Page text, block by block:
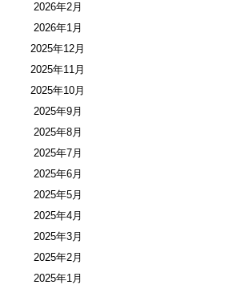
2026年2月
2026年1月
2025年12月
2025年11月
2025年10月
2025年9月
2025年8月
2025年7月
2025年6月
2025年5月
2025年4月
2025年3月
2025年2月
2025年1月